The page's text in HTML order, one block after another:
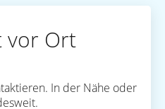
vor Ort
In der Nähe oder